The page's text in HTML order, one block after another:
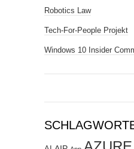
Robotics Law
Tech-For-People Projekt
Windows 10 Insider